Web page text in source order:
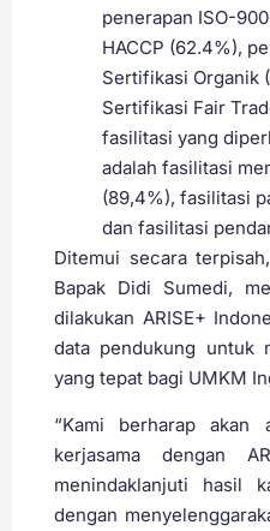
penerapan ISO-
HACCP (62.4%),
Sertifikasi Organik
Sertifikasi Fair
fasilitasi yang
adalah fasilitasi
(89,4%), fasilitasi
dan fasilitasi
Ditemui secara
Bapak Didi Sumedi,
dilakukan ARISE+
data pendukung untuk
yang tepat bagi UMKM
“Kami berharap akan
kerjasama dengan
menindaklanjuti hasil
dengan